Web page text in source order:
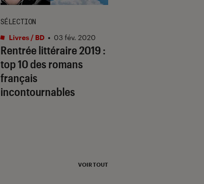
Rentrée littéraire 2019 :
top 10 des romans
français
incontournables
SÉLECTION
Livres / BD • 03 fév. 2020
VOIR TOUT